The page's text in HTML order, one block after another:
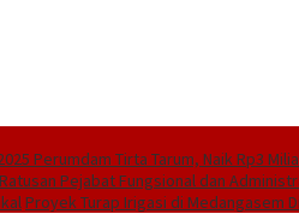
Perumdam Tirta Tarum, Naik Rp3
Pejabat Fungsional dan
Proyek Turap Irigasi di Medangasem